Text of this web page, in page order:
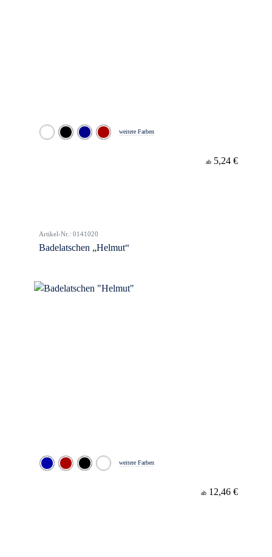
weitere Farben
ab 5,24 €
Artikel-Nr.: 0141020
Badelatschen „Helmut“
weitere Farben
ab 12,46 €